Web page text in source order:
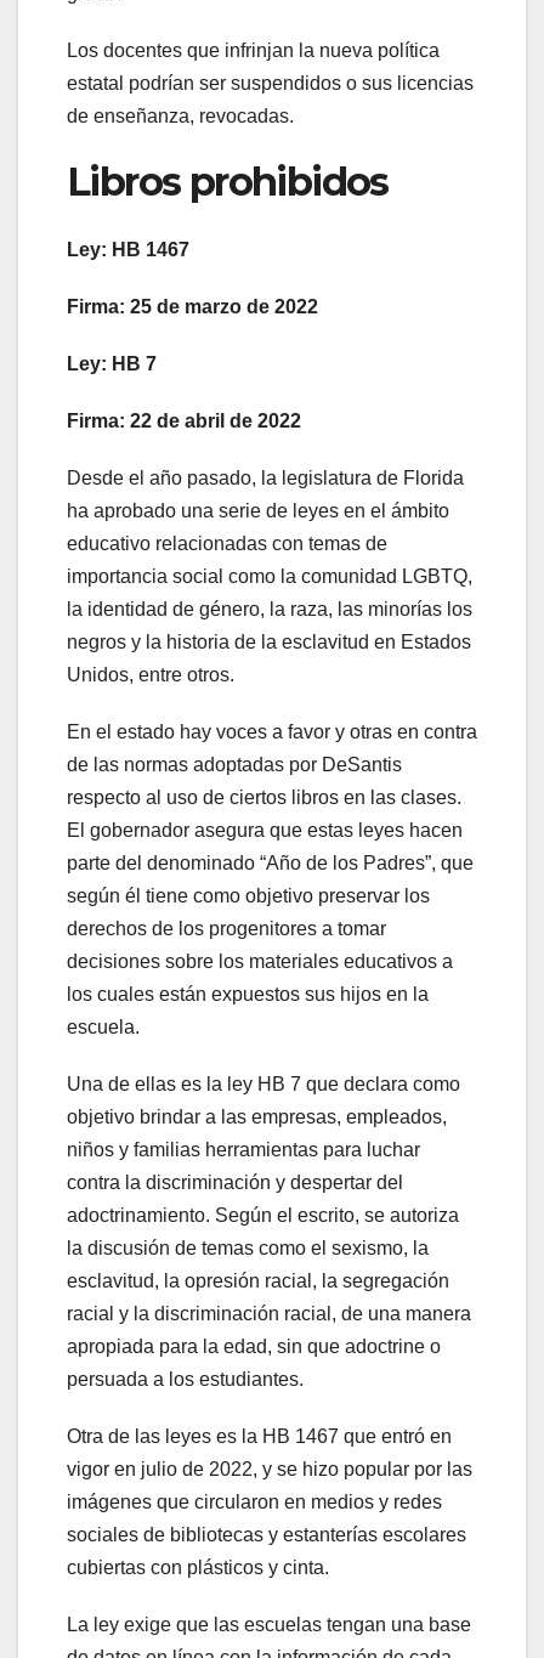
Los docentes que infrinjan la nueva política
estatal podrían ser suspendidos o sus licencias
de enseñanza, revocadas.
Libros prohibidos
Ley: HB 1467
Firma: 25 de marzo de 2022
Ley: HB 7
Firma: 22 de abril de 2022
Desde el año pasado, la legislatura de Florida
ha aprobado una serie de leyes en el ámbito
educativo relacionadas con temas de
importancia social como la comunidad LGBTQ,
la identidad de género, la raza, las minorías los
negros y la historia de la esclavitud en Estados
Unidos, entre otros.
En el estado hay voces a favor y otras en contra
de las normas adoptadas por DeSantis
respecto al uso de ciertos libros en las clases.
El gobernador asegura que estas leyes hacen
parte del denominado “Año de los Padres”, que
según él tiene como objetivo preservar los
derechos de los progenitores a tomar
decisiones sobre los materiales educativos a
los cuales están expuestos sus hijos en la
escuela.
Una de ellas es la ley HB 7 que declara como
objetivo brindar a las empresas, empleados,
niños y familias herramientas para luchar
contra la discriminación y despertar del
adoctrinamiento. Según el escrito, se autoriza
la discusión de temas como el sexismo, la
esclavitud, la opresión racial, la segregación
racial y la discriminación racial, de una manera
apropiada para la edad, sin que adoctrine o
persuada a los estudiantes.
Otra de las leyes es la HB 1467 que entró en
vigor en julio de 2022, y se hizo popular por las
imágenes que circularon en medios y redes
sociales de bibliotecas y estanterías escolares
cubiertas con plásticos y cinta.
La ley exige que las escuelas tengan una base